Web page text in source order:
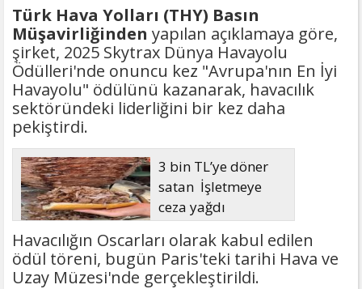
Türk Hava Yolları (THY) Basın
Müşavirliğinden yapılan açıklamaya göre,
şirket, 2025 Skytrax Dünya Havayolu
Ödülleri'nde onuncu kez "Avrupa'nın En İyi
Havayolu" ödülünü kazanarak, havacılık
sektöründeki liderliğini bir kez daha
pekiştirdi.
3 bin TL’ye döner
satan İşletmeye
ceza yağdı
Havacılığın Oscarları olarak kabul edilen
ödül töreni, bugün Paris'teki tarihi Hava ve
Uzay Müzesi'nde gerçekleştirildi.